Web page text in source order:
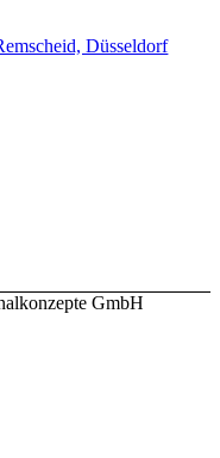
Düsseldorf
GmbH